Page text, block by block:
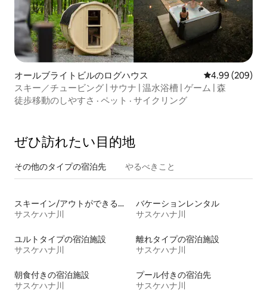
オールブライトビルのログハウス レビュー209
4.99 (209)
スキー／チュービング | サウナ | 温水浴槽 | ゲーム | 森
徒歩移動のしやすさ · ペット · サイクリング
ぜひ訪⁠れ⁠た⁠い目⁠的⁠地
その他のタ⁠イ⁠プ⁠の宿⁠泊⁠先 やるべきこと
スキーイン/アウトができる宿泊先
サスケハナ川
バケーションレンタル
サスケハナ川
ユルトタイプの宿泊施設
サスケハナ川
離れタイプの宿泊施設
サスケハナ川
朝食付きの宿泊施設
サスケハナ川
プール付きの宿泊先
サスケハナ川